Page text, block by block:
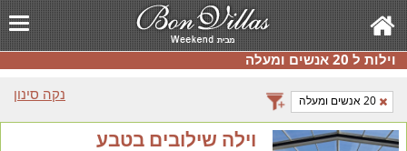
וילות ל 20 אנשים ומעלה
נקה סינון
20 אנשים ומעלה
וילה שילובים בטבע